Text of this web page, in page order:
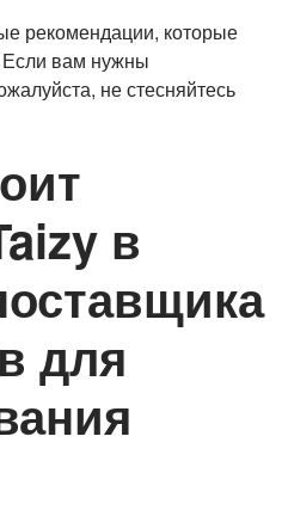
рекомендации, которые
Если вам нужны
не стесняйтесь
в
для